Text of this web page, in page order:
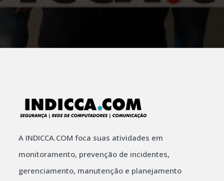
A INDICCA.COM foca suas atividades em
monitoramento, prevenção de incidentes,
gerenciamento, manutenção e planejamento